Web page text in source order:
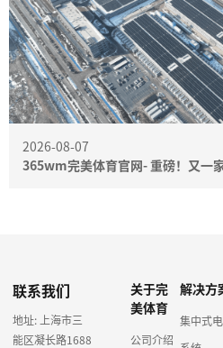
2026-08-07
365wm完美体育官网- 重磅！又一
联系我们
地址: 上海市三
能区凝长路1688
关于完
美体育
公司介绍
解决方
集中式